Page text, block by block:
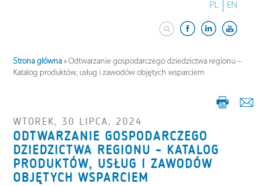
PL EN
Strona główna »Odtwarzanie gospodarczego dziedzictwa regionu –
Katalog produktów, usług i zawodów objętych wsparciem
WTOREK, 30 LIPCA, 2024
ODTWARZANIE GOSPODARCZEGO
DZIEDZICTWA REGIONU – KATALOG
PRODUKTÓW, USŁUG I ZAWODÓW
OBJĘTYCH WSPARCIEM